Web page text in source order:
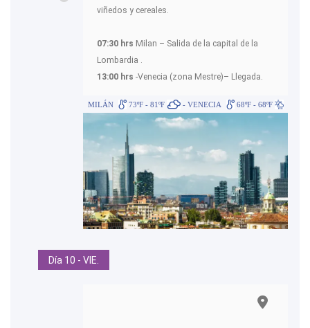
viñedos y cereales.
07:30 hrs Milan – Salida de la capital de la
Lombardia .
13:00 hrs -Venecia (zona Mestre)– Llegada.
MILÁN 73ºF - 81ºF - VENECIA 68ºF - 68ºF
Día 10 - VIE.